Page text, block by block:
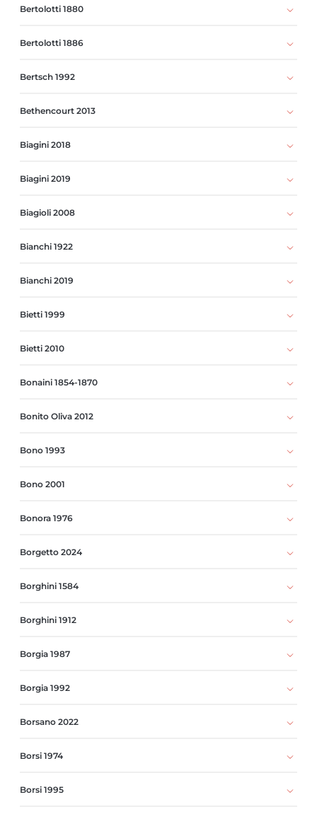
Bertolotti 1880
Bertolotti 1886
Bertsch 1992
Bethencourt 2013
Biagini 2018
Biagini 2019
Biagioli 2008
Bianchi 1922
Bianchi 2019
Bietti 1999
Bietti 2010
Bonaini 1854-1870
Bonito Oliva 2012
Bono 1993
Bono 2001
Bonora 1976
Borgetto 2024
Borghini 1584
Borghini 1912
Borgia 1987
Borgia 1992
Borsano 2022
Borsi 1974
Borsi 1995